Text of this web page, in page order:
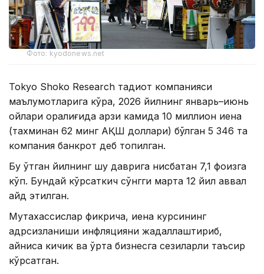
Фото: kyodonews.net
Tokyo Shoko Research тадқиқот компанияси
маълумотларига кўра, 2026 йилнинг январь–июнь
ойлари оралиғида қарзи камида 10 миллион иена
(тахминан 62 минг АҚШ доллари) бўлган 5 346 та
компания банкрот деб топилган.
Бу ўтган йилнинг шу даврига нисбатан 7,1 фоизга
кўп. Бундай кўрсаткич сўнгги марта 12 йил аввал
қайд этилган.
Мутахассислар фикрича, иена курсининг
қадрсизланиши инфляцияни жадаллаштириб,
айниқса кичик ва ўрта бизнесга сезиларли таъсир
кўрсатган.